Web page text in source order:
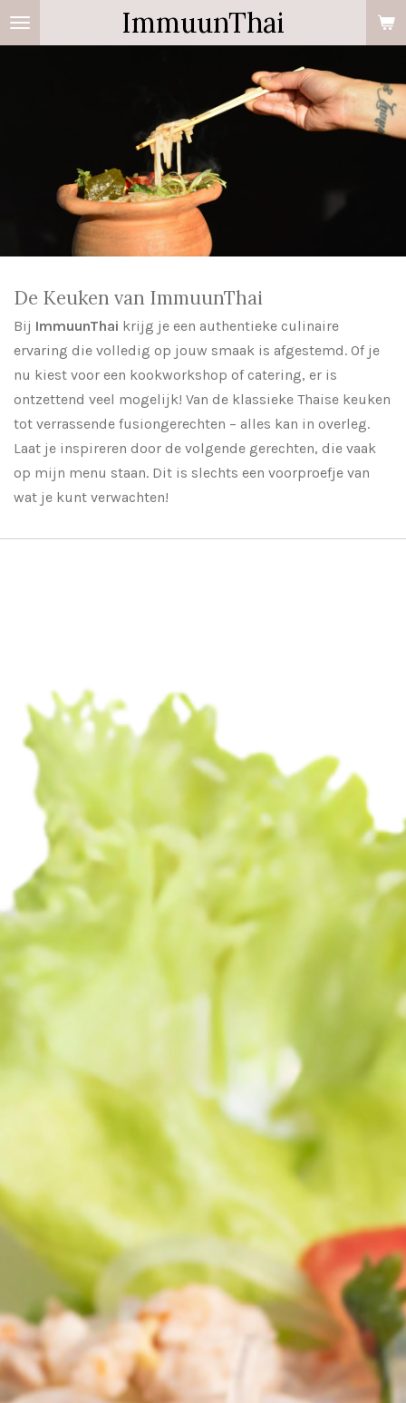
Ga
direct
ImmuunThai
De Keuken van ImmuunThai
Bij ImmuunThai krijg je een authentieke culinaire
ervaring die volledig op jouw smaak is afgestemd. Of je
nu kiest voor een kookworkshop of catering, er is
ontzettend veel mogelijk! Van de klassieke Thaise keuken
tot verrassende fusiongerechten – alles kan in overleg.
Laat je inspireren door de volgende gerechten, die vaak
op mijn menu staan. Dit is slechts een voorproefje van
wat je kunt verwachten!